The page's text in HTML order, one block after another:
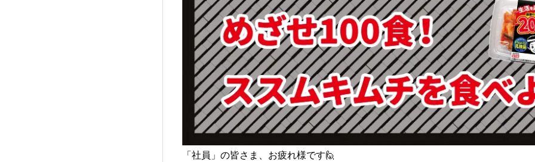
「社員」の皆さま、お疲れ様です🙋